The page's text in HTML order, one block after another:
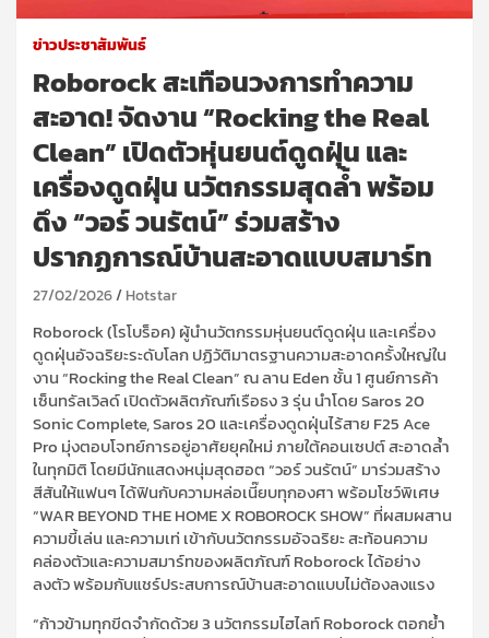
ข่าวประชาสัมพันธ์
Roborock สะเทือนวงการทำความ
สะอาด! จัดงาน “Rocking the Real
Clean” เปิดตัวหุ่นยนต์ดูดฝุ่น และ
เครื่องดูดฝุ่น นวัตกรรมสุดล้ำ พร้อม
ดึง “วอร์ วนรัตน์” ร่วมสร้าง
ปรากฏการณ์บ้านสะอาดแบบสมาร์ท
27/02/2026 Hotstar
Roborock (โรโบร็อค) ผู้นำนวัตกรรมหุ่นยนต์ดูดฝุ่น และเครื่อง
ดูดฝุ่นอัจฉริยะระดับโลก ปฏิวัติมาตรฐานความสะอาดครั้งใหญ่ใน
งาน “Rocking the Real Clean” ณ ลาน Eden ชั้น 1 ศูนย์การค้า
เซ็นทรัลเวิลด์ เปิดตัวผลิตภัณฑ์เรือธง 3 รุ่น นำโดย Saros 20
Sonic Complete, Saros 20 และเครื่องดูดฝุ่นไร้สาย F25 Ace
Pro มุ่งตอบโจทย์การอยู่อาศัยยุคใหม่ ภายใต้คอนเซปต์ สะอาดล้ำ
ในทุกมิติ โดยมีนักแสดงหนุ่มสุดฮอต “วอร์ วนรัตน์” มาร่วมสร้าง
สีสันให้แฟนๆ ได้ฟินกับความหล่อเนี๊ยบทุกองศา พร้อมโชว์พิเศษ
“WAR BEYOND THE HOME X ROBOROCK SHOW” ที่ผสมผสาน
ความขี้เล่น และความเท่ เข้ากับนวัตกรรมอัจฉริยะ สะท้อนความ
คล่องตัวและความสมาร์ทของผลิตภัณฑ์ Roborock ได้อย่าง
ลงตัว พร้อมกับแชร์ประสบการณ์บ้านสะอาดแบบไม่ต้องลงแรง
“ก้าวข้ามทุกขีดจำกัดด้วย 3 นวัตกรรมไฮไลท์ Roborock ตอกย้ำ